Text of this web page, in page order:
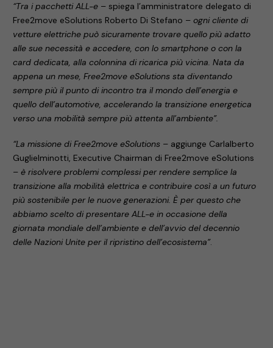
“Tra i pacchetti ALL-e – spiega l’amministratore delegato di
Free2move eSolutions Roberto Di Stefano –ogni cliente di
vetture elettriche può sicuramente trovare quello più adatto
alle sue necessità e accedere, con lo smartphone o con la
card dedicata, alla colonnina di ricarica più vicina. Nata da
appena un mese, Free2move eSolutions sta diventando
sempre più il punto di incontro tra il mondo dell’energia e
quello dell’automotive, accelerando la transizione energetica
verso una mobilità sempre più attenta all’ambiente”.
“La missione di Free2move eSolutions – aggiunge Carlalberto
Guglielminotti, Executive Chairman di Free2move eSolutions
–è risolvere problemi complessi per rendere semplice la
transizione alla mobilità elettrica e contribuire così a un futuro
più sostenibile per le nuove generazioni. È per questo che
abbiamo scelto di presentare ALL-e in occasione della
giornata mondiale dell’ambiente e dell’avvio del decennio
delle Nazioni Unite per il ripristino dell’ecosistema”.